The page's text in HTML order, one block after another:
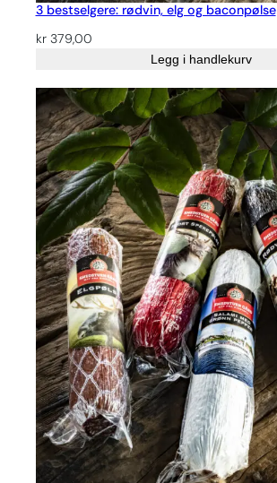
3 bestselgere: rødvin, elg og baconpølse
kr379,00
Legg i handlekurv